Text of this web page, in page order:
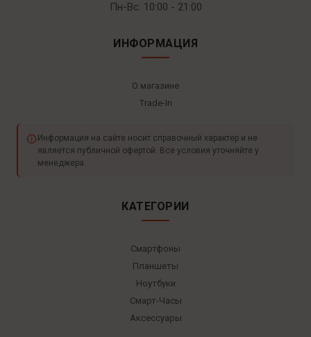
Пн-Вс: 10:00 - 21:00
ИНФОРМАЦИЯ
О магазине
Trade-In
Информация на сайте носит справочный характер и не
является публичной офертой. Все условия уточняйте у
менеджера.
КАТЕГОРИИ
Смартфоны
Планшеты
Ноутбуки
Смарт-Часы
Аксессуары